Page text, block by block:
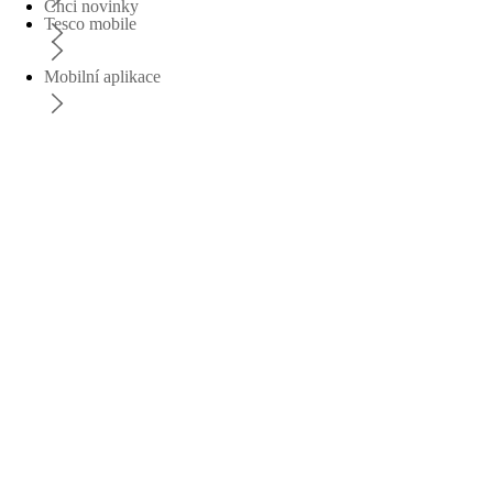
Tesco mobile
Mobilní aplikace
Chci novinky